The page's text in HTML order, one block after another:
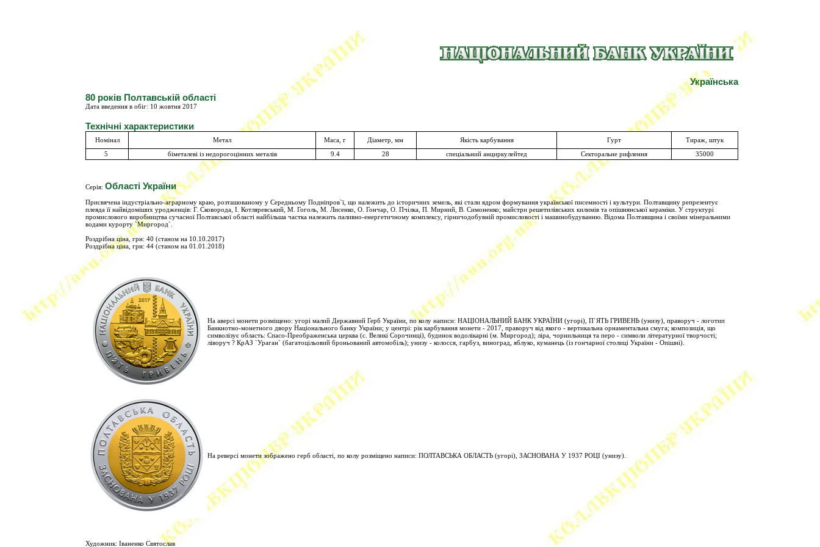
Українська
80 років Полтавській області
Дата введення в обіг: 10 жовтня 2017
Технічні характеристики
Номінал Метал Маса, г Діаметр, мм Якість карбування Гурт
Тираж, штук
5
біметалеві із недорогоцінних металів 9.4 28 спеціальний анциркулейтед Секторальне рифлення 35000
Серія: Області України
Присвячена індустріально-аграрному краю, розташованому у Середньому Подніпров`ї, що належить до історичних земель, які стали ядром формування української писемності і культури. Полтавщину репрезентує
плеяда її найвідоміших уродженців: Г. Сковорода, І. Котляревський, М. Гоголь, М. Лисенко, О. Гончар, О. Пчілка, П. Мирний, В. Симоненко; майстри решетилівських килимів та опішнянської кераміки. У структурі
промислового виробництва сучасної Полтавської області найбільша частка належить паливно-енергетичному комплексу, гірничодобувній промисловості і машинобудуванню. Відома Полтавщина і своїми мінеральними
водами курорту `Миргород`.
Роздрібна ціна, грн: 40 (станом на 10.10.2017)
Роздрібна ціна, грн: 44 (станом на 01.01.2018)
На аверсі монети розміщено: угорі малий Державний Герб України, по колу написи: НАЦІОНАЛЬНИЙ БАНК УКРАЇНИ (угорі), П`ЯТЬ ГРИВЕНЬ (унизу), праворуч - логотип
Банкнотно-монетного двору Національного банку України; у центрі: рік карбування монети - 2017, праворуч від якого - вертикальна орнаментальна смуга; композиція, що
символізує область: Спасо-Преображенська церква (с. Великі Сорочинці), будинок водолікарні (м. Миргород); ліра, чорнильниця та перо - символи літературної творчості;
ліворуч ? КрАЗ `Ураган` (багатоцільовий броньований автомобіль); унизу - колосся, гарбуз, виноград, яблуко, куманець (із гончарної столиці України - Опішні).
На реверсі монети зображено герб області, по колу розміщено написи: ПОЛТАВСЬКА ОБЛАСТЬ (угорі), ЗАСНОВАНА У 1937 РОЦІ (унизу).
Художник: Іваненко Святослав